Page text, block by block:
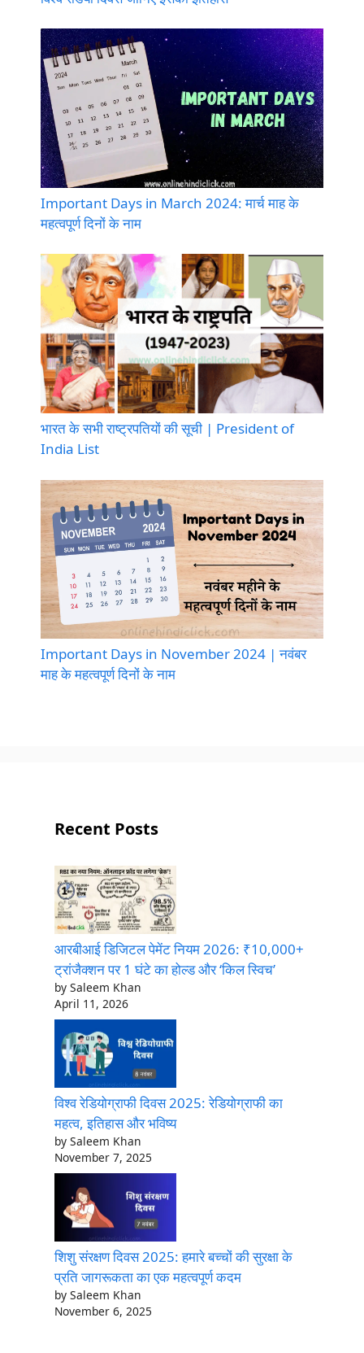
Important Days in March 2024: मार्च माह के
महत्वपूर्ण दिनों के नाम
भारत के सभी राष्ट्रपतियों की सूची | President of
India List
Important Days in November 2024 | नवंबर
माह के महत्वपूर्ण दिनों के नाम
Recent Posts
आरबीआई डिजिटल पेमेंट नियम 2026: ₹10,000+
ट्रांजैक्शन पर 1 घंटे का होल्ड और ‘किल स्विच’
by Saleem Khan
April 11, 2026
विश्व रेडियोग्राफी दिवस 2025: रेडियोग्राफी का
महत्व, इतिहास और भविष्य
by Saleem Khan
November 7, 2025
शिशु संरक्षण दिवस 2025: हमारे बच्चों की सुरक्षा के
प्रति जागरूकता का एक महत्वपूर्ण कदम
by Saleem Khan
November 6, 2025